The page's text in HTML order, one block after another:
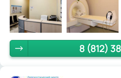
8 (812)